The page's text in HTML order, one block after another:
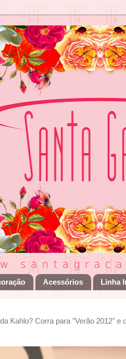
Acessórios Linha
Kahlo? Corra para "Verão 2012" e